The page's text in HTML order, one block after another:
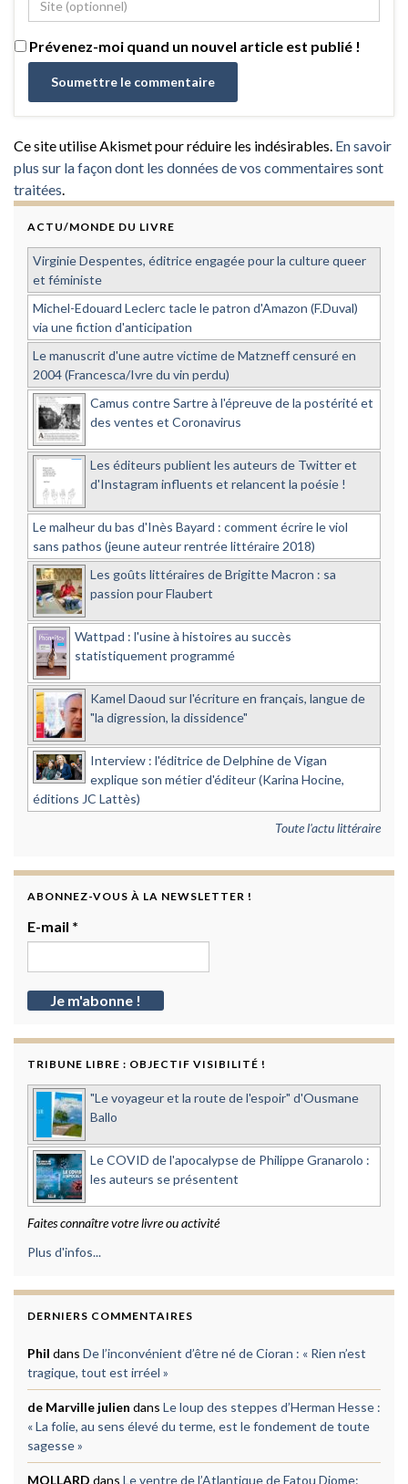
Prévenez-moi quand un nouvel article est publié !
Ce site utilise Akismet pour réduire les indésirables. En savoir
plus sur la façon dont les données de vos commentaires sont
traitées
ACTU/MONDE DU LIVRE
Virginie Despentes, éditrice engagée pour la culture queer
et féministe
Michel-Edouard Leclerc tacle le patron d'Amazon (F.Duval)
via une fiction d'anticipation
Le manuscrit d'une autre victime de Matzneff censuré en
2004 (Francesca/Ivre du vin perdu)
Camus contre Sartre à l'épreuve de la postérité et
des ventes et Coronavirus
Les éditeurs publient les auteurs de Twitter et
d'Instagram influents et relancent la poésie !
Le malheur du bas d'Inès Bayard : comment écrire le viol
sans pathos (jeune auteur rentrée littéraire 2018)
Les goûts littéraires de Brigitte Macron : sa
passion pour Flaubert
Wattpad : l'usine à histoires au succès
statistiquement programmé
Kamel Daoud sur l'écriture en français, langue de
"la digression, la dissidence"
Interview : l'éditrice de Delphine de Vigan
explique son métier d'éditeur (Karina Hocine,
éditions JC Lattès)
Toute l'actu littéraire
ABONNEZ-VOUS À LA NEWSLETTER !
E-mail *
TRIBUNE LIBRE : OBJECTIF VISIBILITÉ !
"Le voyageur et la route de l'espoir" d'Ousmane
Ballo
Le COVID de l'apocalypse de Philippe Granarolo :
les auteurs se présentent
Faites connaître votre livre ou activité
Plus d'infos...
DERNIERS COMMENTAIRES
Phil dans De l’inconvénient d’être né de Cioran : « Rien n’est
tragique, tout est irréel »
de Marville julien dans Le loup des steppes d’Herman Hesse :
« La folie, au sens élevé du terme, est le fondement de toute
sagesse »
MOLLARD dans Le ventre de l’Atlantique de Fatou Diome: